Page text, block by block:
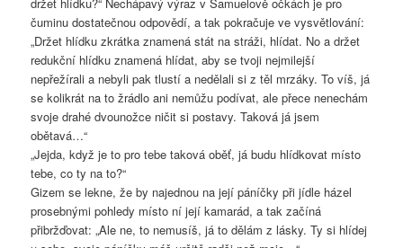
čuminu dostatečnou odpovědí, a tak pokračuje ve vysvětlování:
„Držet hlídku zkrátka znamená stát na stráži, hlídat. No a držet
redukční hlídku znamená hlídat, aby se tvoji nejmilejší
nepřežírali a nebyli pak tlustí a nedělali si z těl mrzáky. To víš, já
se kolikrát na to žrádlo ani nemůžu podívat, ale přece nenechám
svoje drahé dvounožce ničit si postavy. Taková já jsem
obětavá…“
„Jejda, když je to pro tebe taková oběť, já budu hlídkovat místo
tebe, co ty na to?“
Gizem se lekne, že by najednou na její páníčky při jídle házel
prosebnými pohledy místo ní její kamarád, a tak začíná
přibržďovat: „Ale ne, to nemusíš, já to dělám z lásky. Ty si hlídej